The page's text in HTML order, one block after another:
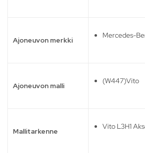
Ajoneuvon merkki
Mercedes-
Ajoneuvon malli
(W447)Vito
Mallitarkenne
Vito L3H1